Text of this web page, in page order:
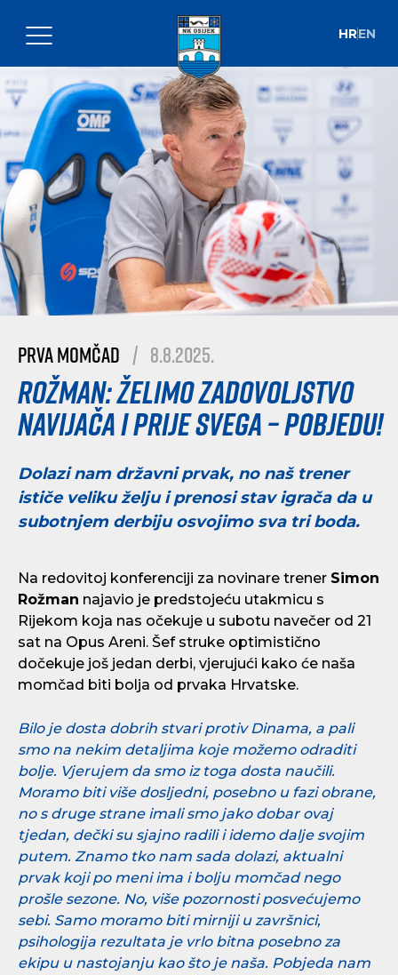
HREN
Prva momčad | 8.8.2025.
Rožman: Želimo zadovoljstvo
navijača i prije svega – pobjedu!
Dolazi nam državni prvak, no naš trener
ističe veliku želju i prenosi stav igrača da u
subotnjem derbiju osvojimo sva tri boda.
Na redovitoj konferenciji za novinare trener Simon
Rožman najavio je predstojeću utakmicu s
Rijekom koja nas očekuje u subotu navečer od 21
sat na Opus Areni. Šef struke optimistično
dočekuje još jedan derbi, vjerujući kako će naša
momčad biti bolja od prvaka Hrvatske.
Bilo je dosta dobrih stvari protiv Dinama, a pali
smo na nekim detaljima koje možemo odraditi
bolje. Vjerujem da smo iz toga dosta naučili.
Moramo biti više dosljedni, posebno u fazi obrane,
no s druge strane imali smo jako dobar ovaj
tjedan, dečki su sjajno radili i idemo dalje svojim
putem. Znamo tko nam sada dolazi, aktualni
prvak koji po meni ima i bolju momčad nego
prošle sezone. No, više pozornosti posvećujemo
sebi. Samo moramo biti mirniji u završnici,
psihologija rezultata je vrlo bitna posebno za
ekipu u nastojanju kao što je naša. Pobjeda nam